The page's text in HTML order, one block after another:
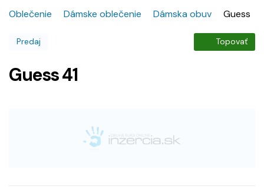
Oblečenie Dámske oblečenie Dámska obuv Guess
Predaj Topovať
Guess 41